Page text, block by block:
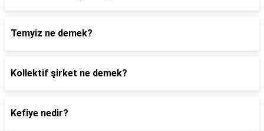
Temyiz ne demek?
Kollektif şirket ne demek?
Kefiye nedir?